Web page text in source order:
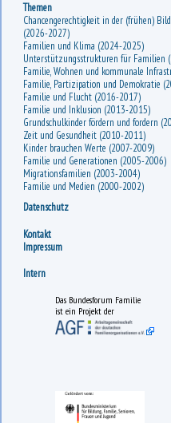
Themen
Chancengerechtigkeit in der (frühen)
(2026-2027)
Familien und Klima (2024-2025)
Unterstützungsstrukturen für Familien
Familie, Wohnen und kommunale
Familie, Partizipation und Demokratie
Familie und Flucht (2016-2017)
Familie und Inklusion (2013-2015)
Grundschulkinder fördern und fordern
Zeit und Gesundheit (2010-2011)
Kinder brauchen Werte (2007-2009)
Familie und Generationen (2005-2006)
Migrationsfamilien (2003-2004)
Familie und Medien (2000-2002)
Datenschutz
Kontakt
Impressum
Intern
Das Bundesforum Familie
ist ein Projekt der